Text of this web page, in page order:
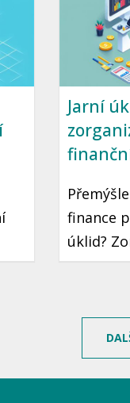
Jarní
finance
úklid?
finanční